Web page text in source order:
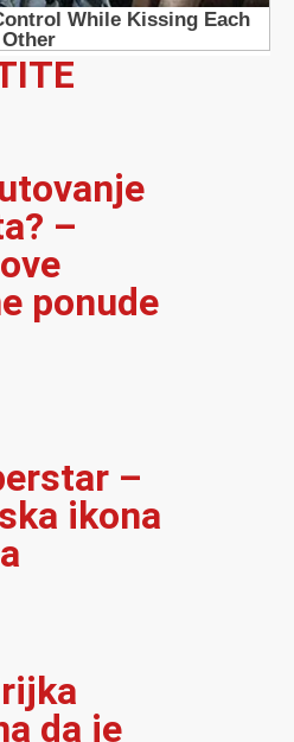
–
ponude
–
ikona
da je